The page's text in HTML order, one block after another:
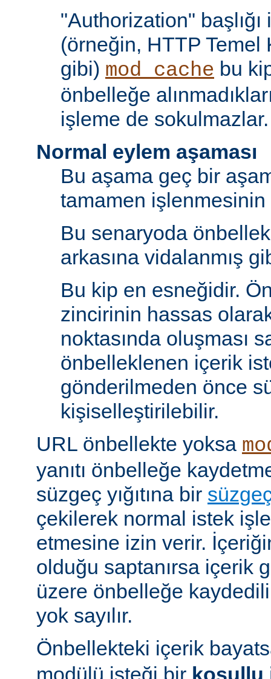
"Authorization"
(örneğin, HTTP Temel
gibi) mod_cache bu
önbelleğe
işleme de sokulmazlar.
Normal eylem aşaması
Bu aşama geç bir
tamamen işlenmesinin
Bu senaryoda
arkasına vidalanmış
Bu kip en esneğidir.
zincirinin hassas
noktasında oluşması
önbelleklenen içerik
gönderilmeden önce
kişiselleştirilebilir.
URL önbellekte yoksa
yanıtı önbelleğe
süzgeç yığıtına bir
çekilerek normal istek
etmesine izin verir.
olduğu saptanırsa içerik
üzere önbelleğe
yok sayılır.
Önbellekteki içerik
modülü isteği bir koşullu